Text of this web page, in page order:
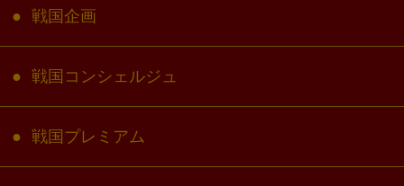
戦国企画
戦国コンシェルジュ
戦国プレミアム